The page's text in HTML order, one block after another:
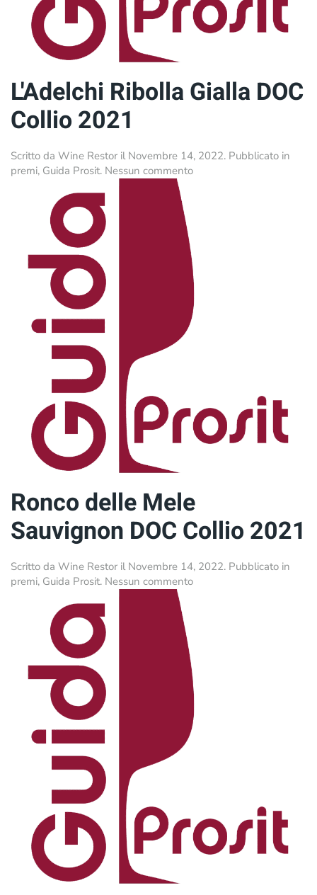
L'Adelchi Ribolla Gialla DOC
Collio 2021
Scritto da Wine Restor il Novembre 14, 2022. Pubblicato in
premi, Guida Prosit. Nessun commentosu
Ronco delle Mele
Sauvignon DOC Collio 2021
Scritto da Wine Restor il Novembre 14, 2022. Pubblicato in
premi, Guida Prosit. Nessun commentosu
2021